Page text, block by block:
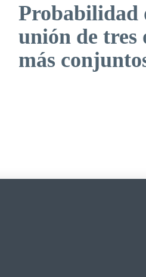
Probabilidad
unión de tres
más